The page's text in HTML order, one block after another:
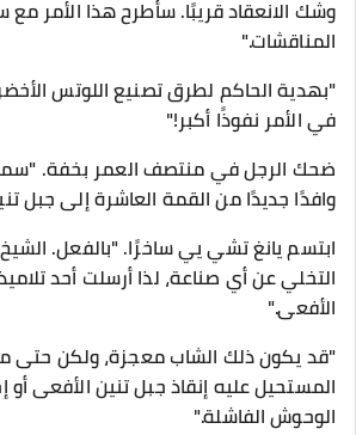
وشك الانعقاد قريبًا. سأطرح هذا الأمر مع
المناقشات."
"بهدية الحاكم لطرق تصنيع اللوتس
في الأمر نفوذًا أكبر!"
ضحك الرجل في منتصف العمر بخفة.
وافدًا جديدًا من القمة العاشرة إلى جبل
ابتسم يانغ تشي يي ساخرًا. "بالفعل. الشيخ
التخلي عن أي صناعة، لذا أرسلت أحد
الأفعى."
"قد يكون ذلك الشاب معجزة، ولكن حتى
المستحيل عليه إنقاذ جبل تنين الأفعى
الوحوش الفاشلة."